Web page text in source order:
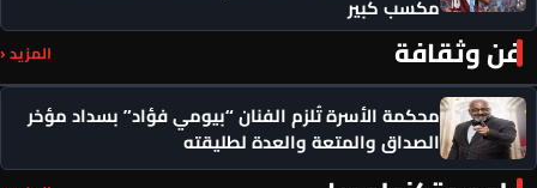
مكسب كبير
فن وثقافة المزيد ‹
محكمة الأسرة تُلزم الفنان “بيومي فؤاد” بسداد مؤخر
الصداق والمتعة والعدة لطليقته